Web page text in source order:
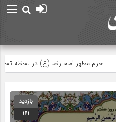
حرم مطهر امام رضا (ع) در لحظه تحویل
بازدید
161